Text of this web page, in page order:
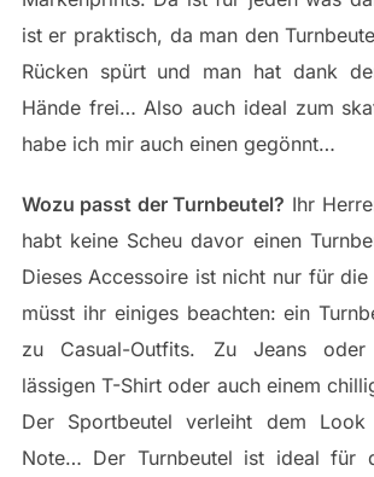
ist er praktisch, da man den
Rücken spürt und man hat dank
Hände frei… Also auch ideal zum
habe ich mir auch einen gegönnt…
Wozu passt der Turnbeutel? Ihr
habt keine Scheu davor einen
Dieses Accessoire ist nicht nur für
müsst ihr einiges beachten: ein
zu Casual-Outfits. Zu Jeans oder
lässigen T-Shirt oder auch einem
Der Sportbeutel verleiht dem Look
Note… Der Turnbeutel ist ideal für